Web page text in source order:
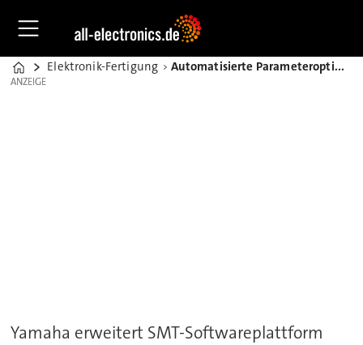
Home
Elektronik-Fertigung Automatisierte Parameteroptimierung für den Schablonendruck
ANZEIGE
ANZEIGE
Yamaha erweitert SMT-Softwareplattform